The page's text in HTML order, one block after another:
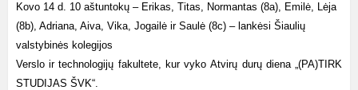
Kovo 14 d. 10 aštuntokų – Erikas, Titas, Normantas (8a), Emilė, Lėja
(8b), Adriana, Aiva, Vika, Jogailė ir Saulė (8c) – lankėsi Šiaulių
valstybinės kolegijos
Verslo ir technologijų fakultete, kur vyko Atvirų durų diena „(PA)TIRK
STUDIJAS ŠVK“.